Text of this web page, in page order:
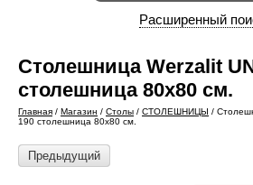
Расширенный
Столешница Werzalit
столешница 80х80 см.
Главная / Магазин / Столы / СТОЛЕШНИЦЫ /
190 столешница 80х80 см.
Предыдущий